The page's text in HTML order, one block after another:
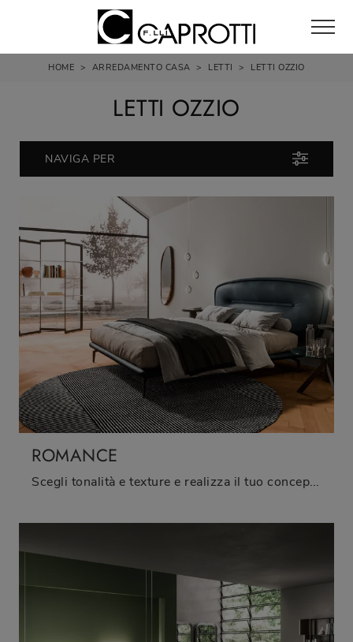
HOME > ARREDAMENTO CASA > LETTI > LETTI OZZIO
LETTI OZZIO
NAVIGA PER
ROMANCE
Scegli tonalità e texture e realizza il tuo concept d’arredo nella camera, progettandola proprio come l'hai sempre immaginata.